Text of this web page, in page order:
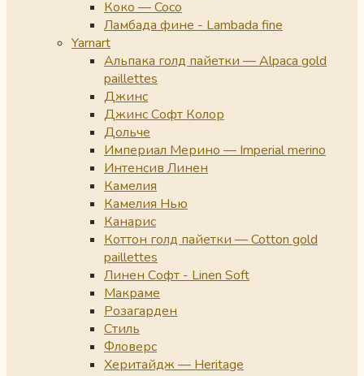
Коко — Coco
Ламбада фине - Lambada fine
Yarnart
Альпака голд пайетки — Alpaca gold
paillettes
Джинс
Джинс Софт Колор
Дольче
Империал Мерино — Imperial merino
Интенсив Линен
Камелия
Камелия Нью
Канарис
Коттон голд пайетки — Cotton gold
paillettes
Линен Софт - Linen Soft
Макраме
Розагарден
Стиль
Фловерс
Херитайдж — Heritage